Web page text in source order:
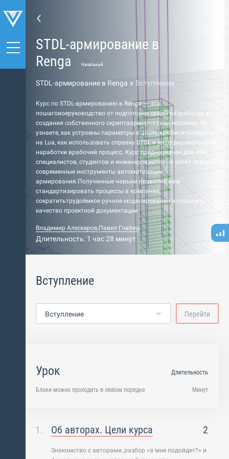
STDL-армирование в
Renga
Начальный
STDL-армирование в Renga Вступление
Курс по STDL-армированию в Renga — это
пошаговоеруководство от подготовки среды разработки до
создания собственного скриптаармирования колонны. Вы
узнаете, как устроены параметры в JSON, как писатьскрипты
на Lua, как использовать справку STDL и интегрировать свои
наработки врабочий процесс. Курс предназначен для BIM-
специалистов, студентов и инженеров,которые хотят освоить
современные инструменты автоматизации
армирования.Полученные навыки позволят вам
стандартизировать процессы в компании,
сократитьтрудоёмкое ручное моделирование и повысить
качество проектной документации.
Владимир Алескеров,Павел Глабец
Длительность: 1 час 28 минут
Вступление
Вступление Перейти
Урок
Блоки можно проходить в любом порядке
Длительность
Минут
Об авторах. Цели курса 2
Знакомство с авторами, разбор «а мне подойдет?» и